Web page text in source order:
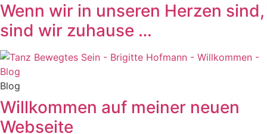
Wenn wir in unseren Herzen sind,
sind wir zuhause …
Blog
Willkommen auf meiner neuen
Webseite